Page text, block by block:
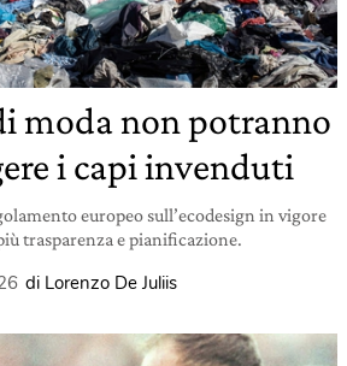
moda non potranno
i capi invenduti
europeo sull’ecodesign in vigore
trasparenza e pianificazione.
di Lorenzo De Juliis